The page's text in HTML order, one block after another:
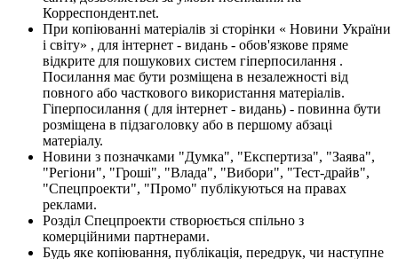
Корреспондент.net.
При копіюванні матеріалів зі сторінки « Новини України
і світу» , для інтернет - видань - обов'язкове пряме
відкрите для пошукових систем гіперпосилання .
Посилання має бути розміщена в незалежності від
повного або часткового використання матеріалів.
Гіперпосилання ( для інтернет - видань) - повинна бути
розміщена в підзаголовку або в першому абзаці
матеріалу.
Новини з позначками "Думка", "Експертиза", "Заява",
"Регіони", "Гроші", "Влада", "Вибори", "Тест-драйв",
"Спецпроекти", "Промо" публікуються на правах
реклами.
Розділ Спецпроекти створюється спільно з
комерційними партнерами.
Будь яке копіювання, публікація, передрук, чи наступне